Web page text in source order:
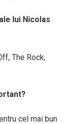
lui Nicolas
The Rock,
cel mai bun